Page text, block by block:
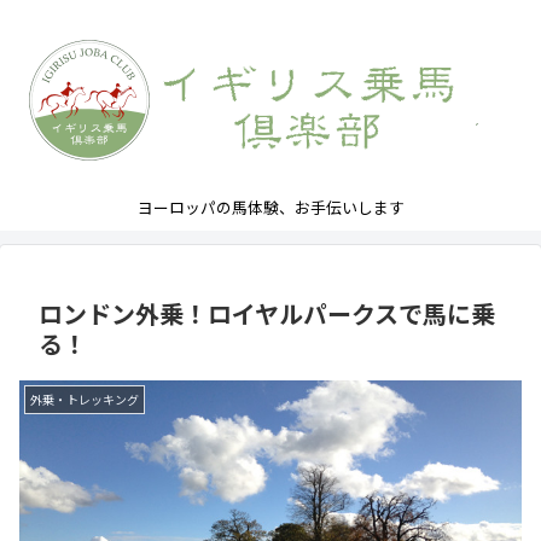
ヨーロッパの馬体験、お手伝いします
ロンドン外乗！ロイヤルパークスで馬に乗
る！
外乗・トレッキング